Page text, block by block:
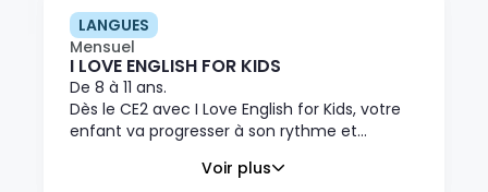
LANGUES
Mensuel
I LOVE ENGLISH FOR KIDS
De 8 à 11 ans.
Dès le CE2 avec I Love English for Kids, votre
enfant va progresser à son rythme et
des reportages passionnants et des BD
Voir plus